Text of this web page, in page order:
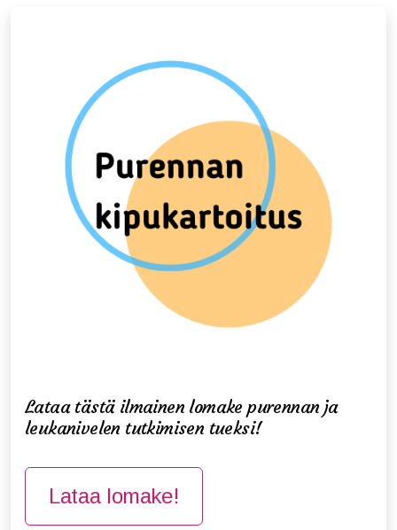
Lataa tästä ilmainen lomake purennan ja
leukanivelen tutkimisen tueksi!
Lataa lomake!
Voidiksen tarina
VoiceWell® -hoito
Neurosonic-hoito
In English
Väitöstutkimus
Tietosuojaseloste